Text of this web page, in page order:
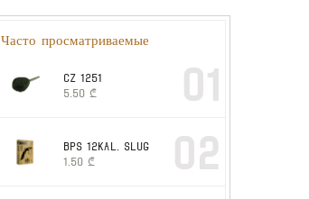
Часто просматриваемые
CZ 1251
5.50 ₾ 01
BPS 12kal. slug
1.50 ₾ 02